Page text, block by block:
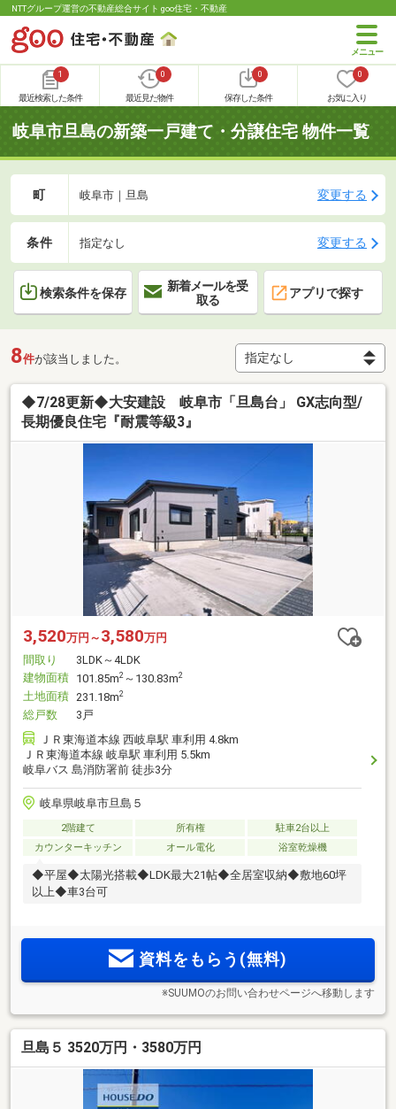
NTTグループ運営の不動産総合サイト goo住宅・不動産
1
最近検索した条件
0
最近見た物件
0
保存した条件
0
お気に入り
岐阜市旦島の新築一戸建て・分譲住宅 物件一覧
町 岐阜市｜旦島 変更する
条件 指定なし 変更する
検索条件を保存
新着メールを受
取る
アプリで探す
8件が該当しました。
◆7/28更新◆大安建設 岐阜市「旦島台」 GX志向型/
長期優良住宅『耐震等級3』
3,520万円～ 3,580万円
間取り
3LDK～4LDK
建物面積 101.85m2 ～130.83m2
土地面積 231.18m2
総戸数
3戸
ＪＲ東海道本線 西岐阜駅 車利用 4.8km
ＪＲ東海道本線 岐阜駅 車利用 5.5km
岐阜バス 島消防署前 徒歩3分
岐阜県岐阜市旦島５
2階建て 所有権
駐車2台以上
カウンターキッチン
オール電化 浴室乾燥機
◆平屋◆太陽光搭載◆LDK最大21帖◆全居室収納◆敷地60坪
以上◆車3台可
資料をもらう(無料)
※SUUMOのお問い合わせページへ移動します
旦島５ 3520万円・3580万円